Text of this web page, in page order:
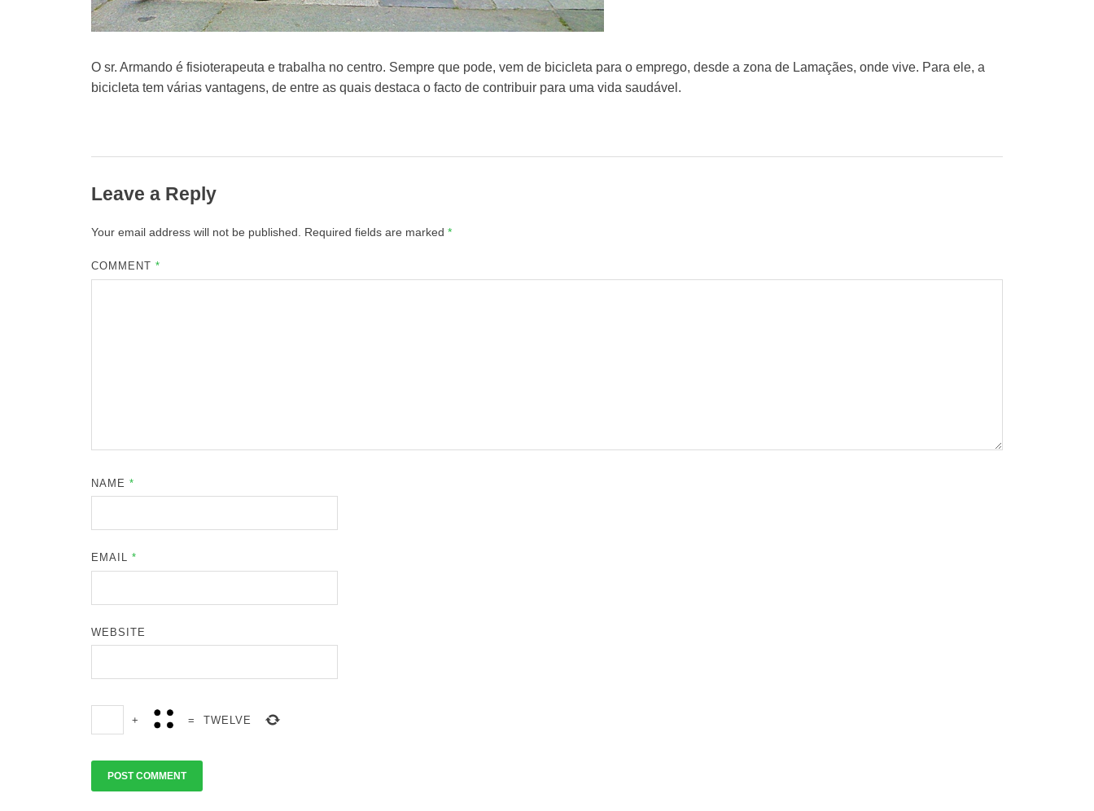
O sr. Armando é fisioterapeuta e trabalha no centro. Sempre que pode, vem de bicicleta para o emprego, desde a zona de Lamaçães, onde vive. Para ele, a
bicicleta tem várias vantagens, de entre as quais destaca o facto de contribuir para uma vida saudável.
Leave a Reply
Your email address will not be published. Required fields are marked *
COMMENT*
NAME*
EMAIL*
WEBSITE
+ = TWELVE